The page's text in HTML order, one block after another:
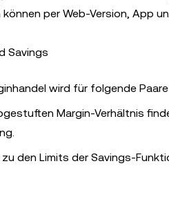
können per Web-Version, App
Savings
wird für folgende Paare
Margin-Verhältnis
den Limits der Savings-